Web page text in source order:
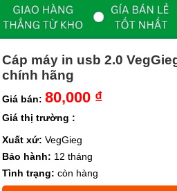
Cáp máy in usb 2.0
chính hãng
Giá bán: 80,000 ₫
Giá thị trường :
Xuất xứ: VegGieg
Bảo hành: 12 tháng
Tình trạng: còn hàng